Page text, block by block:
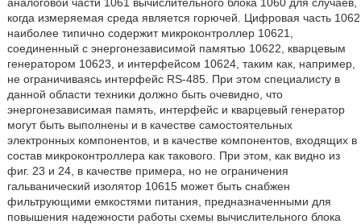
когда измеряемая среда является горючей. Цифровая часть 1062
наиболее типично содержит микроконтроллер 10621,
соединенный с энергонезависимой памятью 10622, кварцевым
генератором 10623, и интерфейсом 10624, таким как, например,
не ограничиваясь интерфейс RS-485. При этом специалисту в
данной области техники должно быть очевидно, что
энергонезависимая память, интерфейс и кварцевый генератор
могут быть выполнены и в качестве самостоятельных
электронных компонентов, и в качестве компонентов, входящих в
состав микроконтроллера как такового. При этом, как видно из
фиг. 23 и 24, в качестве примера, но не ограничения
гальванический изолятор 10615 может быть снабжен
фильтрующими емкостями питания, предназначенными для
повышения надежности работы схемы вычислительного блока